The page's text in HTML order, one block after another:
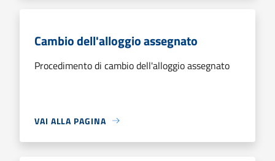
Cambio dell'alloggio assegnato
Procedimento di cambio dell'alloggio assegnato
VAI ALLA PAGINA